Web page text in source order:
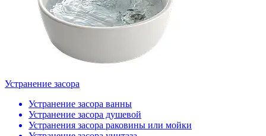
Устранение засора
Устранение засора ванны
Устранение засора душевой
Устранения засора раковины или мойки